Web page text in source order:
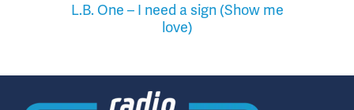
L.B. One – I need a sign (Show me
love)